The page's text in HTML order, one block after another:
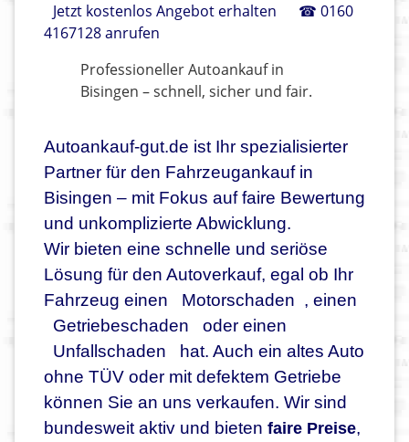
Jetzt kostenlos Angebot erhalten
☎ 0160
4167128 anrufen
Professioneller Autoankauf in
Bisingen – schnell, sicher und fair.
Autoankauf-gut.de ist Ihr spezialisierter
Partner für den Fahrzeugankauf in
Bisingen – mit Fokus auf faire Bewertung
und unkomplizierte Abwicklung.
Wir bieten eine schnelle und seriöse
Lösung für den Autoverkauf, egal ob Ihr
Fahrzeug einen
Motorschaden , einen
Getriebeschaden
oder einen
Unfallschaden
hat. Auch ein altes Auto
ohne TÜV oder mit defektem Getriebe
können Sie an uns verkaufen. Wir sind
bundesweit aktiv und bieten faire Preise,